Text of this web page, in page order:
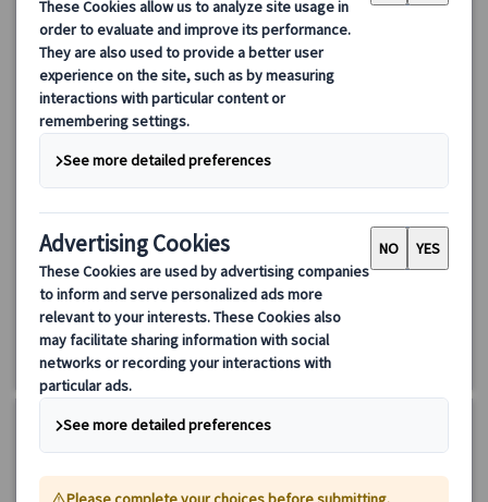
世界遺産ホッロークー1日プライベート観光
日本語公認ガイドがご案内！ハンガリーで最も美しい村といわれ
る世界遺産のホッロークー村を訪れ、伝統文化に触れる一日をお
過ごし下さい♪
毎日(5/25、8/20、10/23、11/1、12/24～26・31、1/1、3/15を
除く)約7時間